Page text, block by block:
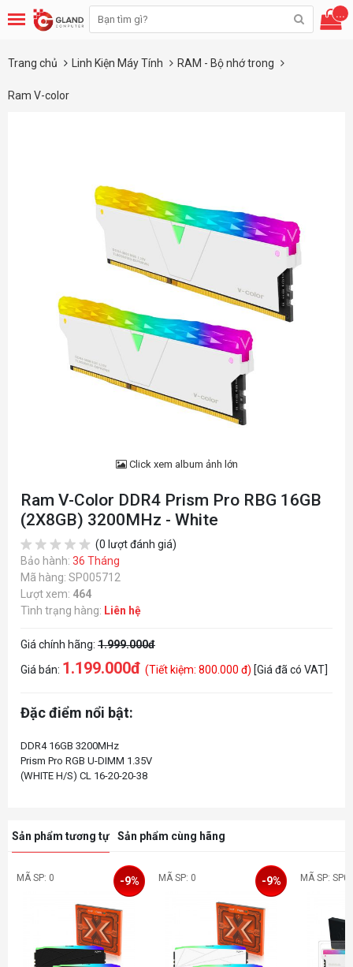
...
Trang chủ Linh Kiện Máy Tính RAM - Bộ nhớ trong
Ram V-color
Click xem album ảnh lớn
Ram V-Color DDR4 Prism Pro RBG 16GB
(2X8GB) 3200MHz - White
(0 lượt đánh giá)
Bảo hành: 36 Tháng
Mã hàng: SP005712
Lượt xem: 464
Tình trạng hàng: Liên hệ
Giá chính hãng: 1.999.000đ
Giá bán: 1.199.000đ (Tiết kiệm: 800.000 đ) [Giá đã có VAT]
Đặc điểm nổi bật:
DDR4 16GB 3200MHz
Prism Pro RGB U-DIMM 1.35V
Sản phẩm tương tự Sản phẩm cùng hãng
MÃ SP: 0 -9% MÃ SP: 0 -9% MÃ SP: